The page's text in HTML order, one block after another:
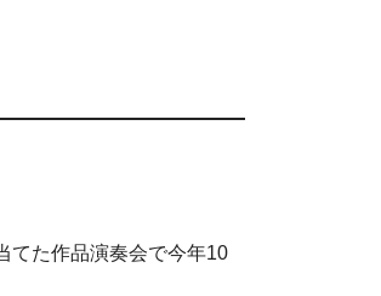
てた作品演奏会で今年10